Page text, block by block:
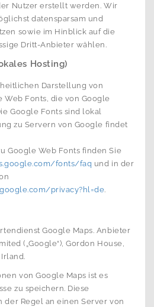
Nutzer erstellt werden. Wir
datensparsam und
sowie im Hinblick auf die
Dritt-Anbieter wählen.
Hosting)
Darstellung von
Web Fonts, die von Google
Google Fonts sind lokal
zu Servern von Google findet
Google Web Fonts finden Sie
fonts/faq und in der
privacy?hl=de.
Google Maps. Anbieter
(„Google“), Gordon House,
von Google Maps ist es
zu speichern. Diese
der Regel an einen Server von